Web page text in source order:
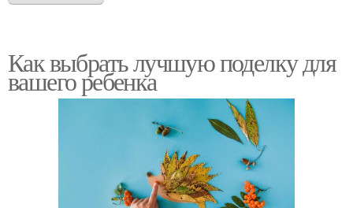
Как выбрать лучшую поделку для
вашего ребенка